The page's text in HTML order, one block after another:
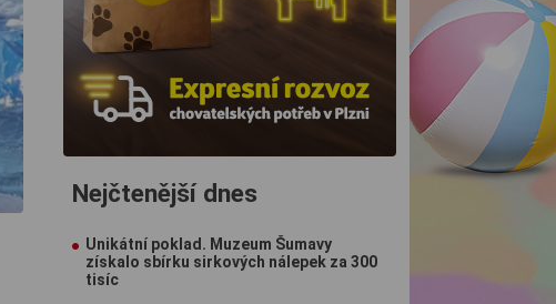
Nejčtenější dnes
Unikátní poklad. Muzeum Šumavy
získalo sbírku sirkových nálepek za 300
tisíc